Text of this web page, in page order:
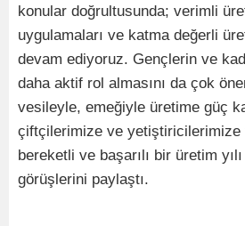
konular doğrultusunda; verimli
uygulamaları ve katma değerli
devam ediyoruz. Gençlerin ve
daha aktif rol almasını da çok
vesileyle, emeğiyle üretime güç
çiftçilerimize ve yetiştiricilerimize
bereketli ve başarılı bir üretim
görüşlerini paylaştı.